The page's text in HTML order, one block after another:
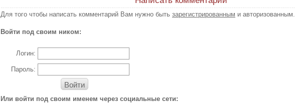
Для того чтобы написать комментарий Вам нужно быть зарегистрированным и авторизованным.
Войти под своим ником:
Логин:
Пароль:
Войти
Или войти под своим именем через социальные сети: